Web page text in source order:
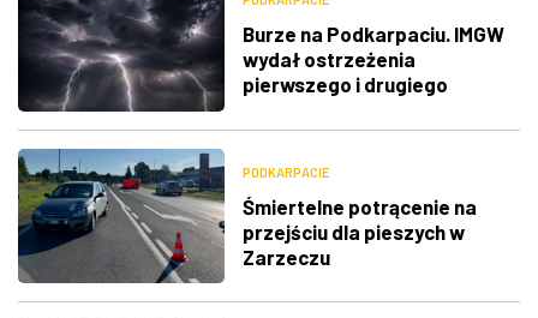
Burze na Podkarpaciu. IMGW
wydał ostrzeżenia
pierwszego i drugiego
PODKARPACIE
Śmiertelne potrącenie na
przejściu dla pieszych w
Zarzeczu